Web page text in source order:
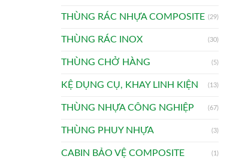
THÙNG RÁC NHỰA COMPOSITE (29)
THÙNG RÁC INOX (30)
THÙNG CHỞ HÀNG (5)
KỆ DỤNG CỤ, KHAY LINH KIỆN (13)
THÙNG NHỰA CÔNG NGHIỆP (67)
THÙNG PHUY NHỰA (3)
CABIN BẢO VỆ COMPOSITE (1)